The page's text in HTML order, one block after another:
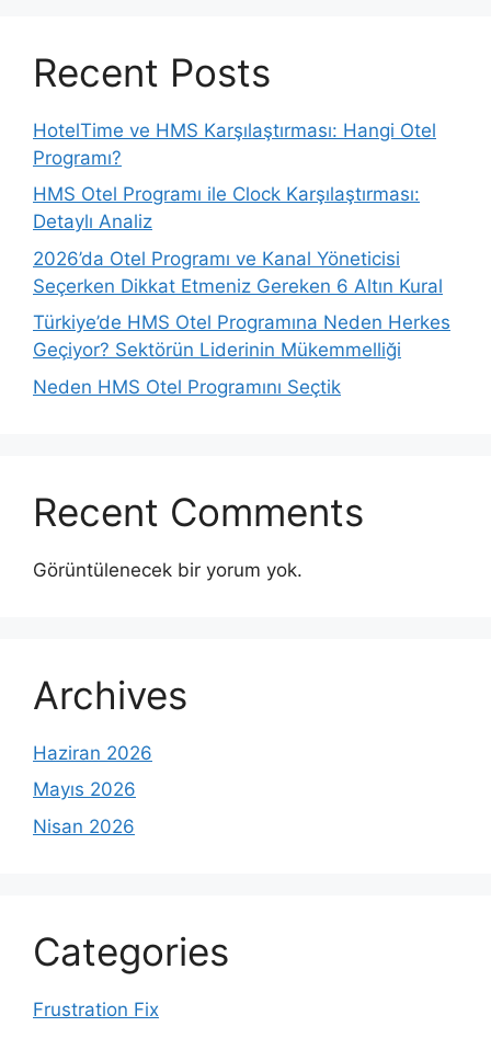
Recent Posts
HotelTime ve HMS Karşılaştırması: Hangi Otel
Programı?
HMS Otel Programı ile Clock Karşılaştırması:
Detaylı Analiz
2026’da Otel Programı ve Kanal Yöneticisi
Seçerken Dikkat Etmeniz Gereken 6 Altın Kural
Türkiye’de HMS Otel Programına Neden Herkes
Geçiyor? Sektörün Liderinin Mükemmelliği
Neden HMS Otel Programını Seçtik
Recent Comments
Görüntülenecek bir yorum yok.
Archives
Haziran 2026
Mayıs 2026
Nisan 2026
Categories
Frustration Fix